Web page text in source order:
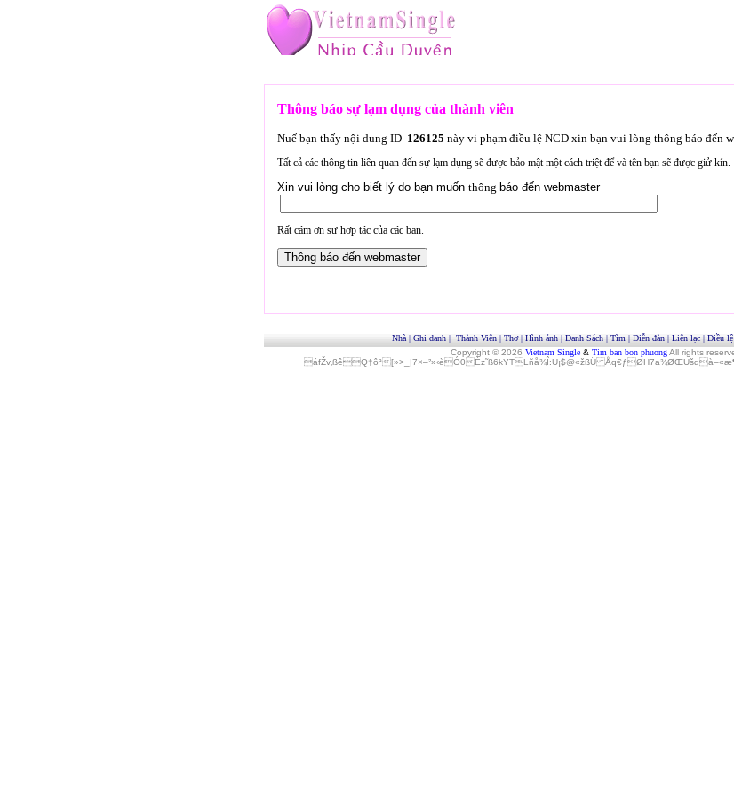
Thông báo sự lạm dụng của thành viên
Nuế bạn thấy nội dung ID 126125 này vi phạm điều lệ NCD xin bạn vui lòng thông báo đến
Tất cả các thông tin liên quan đến sự lạm dụng sẽ được bảo mật một cách triệt để và tên bạn sẽ được giử kín.
Xin vui lòng cho biết lý do bạn muốn thông báo đến webmaster
Rất cám ơn sự hợp tác của các bạn.
Nhà | Ghi danh | Thành Viên | Thơ| Hình ảnh | Danh Sách | Tìm | Diễn đàn | Liên lạc | Điều lệ
Copyright © 2026 Vietnam Single& Tim ban bon phuong All rights
áfŽv‚ßêQ†ôª[»>_|7×–²»‹èÓ0Èz˜ß6kYTLñå¾Î:U¡$@«žßÜ